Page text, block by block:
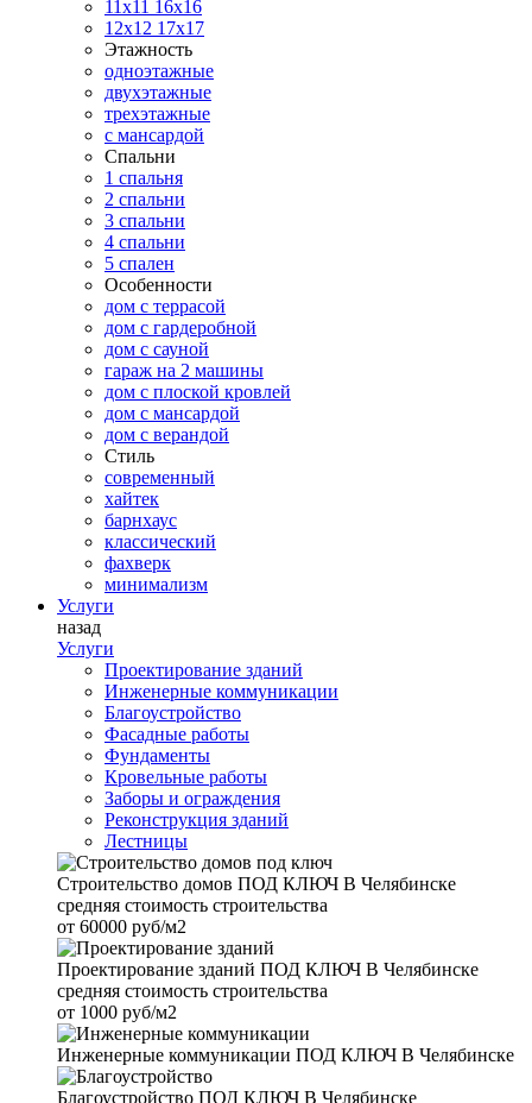
11x11 16х16
12х12 17х17
Этажность
одноэтажные
двухэтажные
трехэтажные
с мансардой
Спальни
1 спальня
2 спальни
3 спальни
4 спальни
5 спален
Особенности
дом с террасой
дом с гардеробной
дом с сауной
гараж на 2 машины
дом с плоской кровлей
дом с мансардой
дом с верандой
Стиль
современный
хайтек
барнхаус
классический
фахверк
минимализм
Услуги
назад
Услуги
Проектирование зданий
Инженерные коммуникации
Благоустройство
Фасадные работы
Фундаменты
Кровельные работы
Заборы и ограждения
Реконструкция зданий
Лестницы
Строительство домов ПОД КЛЮЧ В Челябинске
средняя стоимость строительства
от 60000 руб/м2
Проектирование зданий ПОД КЛЮЧ В Челябинске
средняя стоимость строительства
от 1000 руб/м2
Инженерные коммуникации ПОД КЛЮЧ В Челябинске
Благоустройство ПОД КЛЮЧ В Челябинске